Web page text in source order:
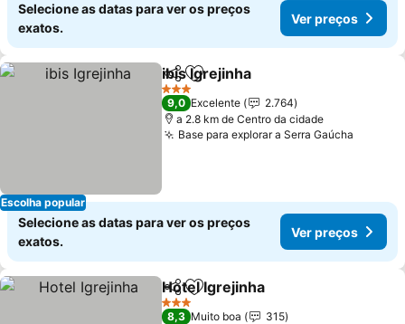
Selecione as datas para ver os preços
exatos.
Ver preços
Escolha popular
PartilharAdicionar aos favoritos
ibis Igrejinha
3 Estrelas
9,0 Excelente
2.764
a 2.8 km de Centro da cidade
Base para explorar a Serra Gaúcha
Selecione as datas para ver os preços
exatos.
Ver preços
PartilharAdicionar aos favoritos
Hotel Igrejinha
3 Estrelas
8,3 Muito boa
315